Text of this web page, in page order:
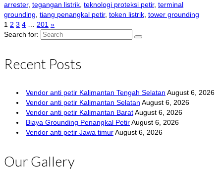
arrester, tegangan listrik, teknologi proteksi petir, terminal
grounding, tiang penangkal petir, token listrik, tower grounding
1 2 3 4 … 201 »
Search for:
Recent Posts
Vendor anti petir Kalimantan Tengah Selatan August 6, 2026
Vendor anti petir Kalimantan Selatan August 6, 2026
Vendor anti petir Kalimantan BaratAugust 6, 2026
Biaya Grounding Penangkal PetirAugust 6, 2026
Vendor anti petir Jawa timurAugust 6, 2026
Our Gallery